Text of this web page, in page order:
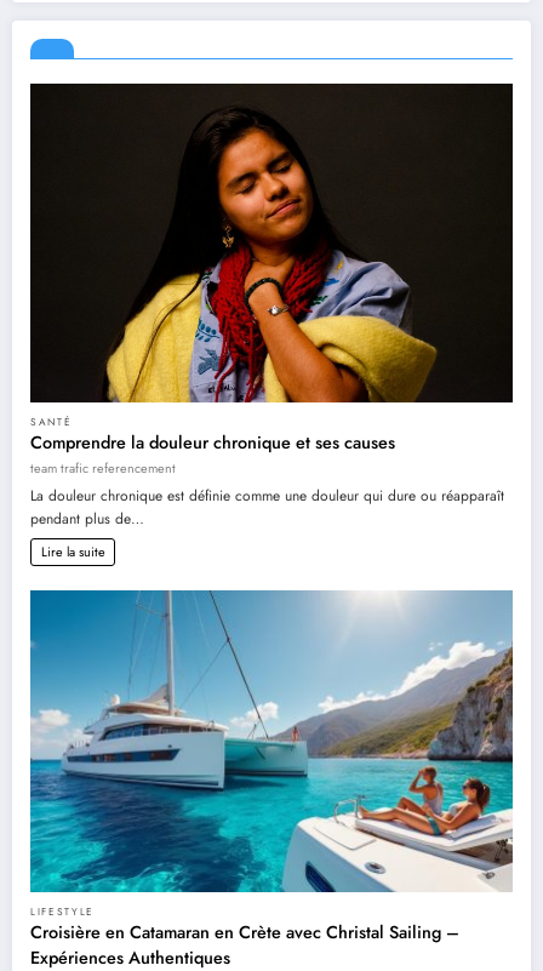
SANTÉ
Comprendre la douleur chronique et ses causes
team trafic referencement
La douleur chronique est définie comme une douleur qui dure ou réapparaît
pendant plus de…
Lire la suite
LIFESTYLE
Croisière en Catamaran en Crète avec Christal Sailing –
Expériences Authentiques